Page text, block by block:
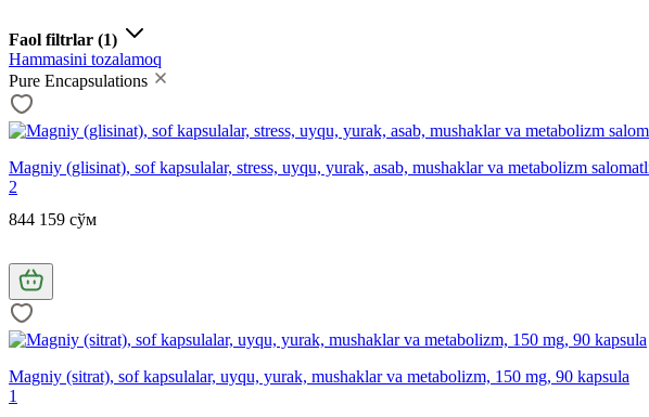
Faol filtrlar (1)
Hammasini tozalamoq
Pure Encapsulations
Magniy (glisinat), sof kapsulalar, stress, uyqu, yurak, asab, mushaklar va metabolizm
2
844 159 сўм
Magniy (sitrat), sof kapsulalar, uyqu, yurak, mushaklar va metabolizm, 150 mg, 90 kapsula
1